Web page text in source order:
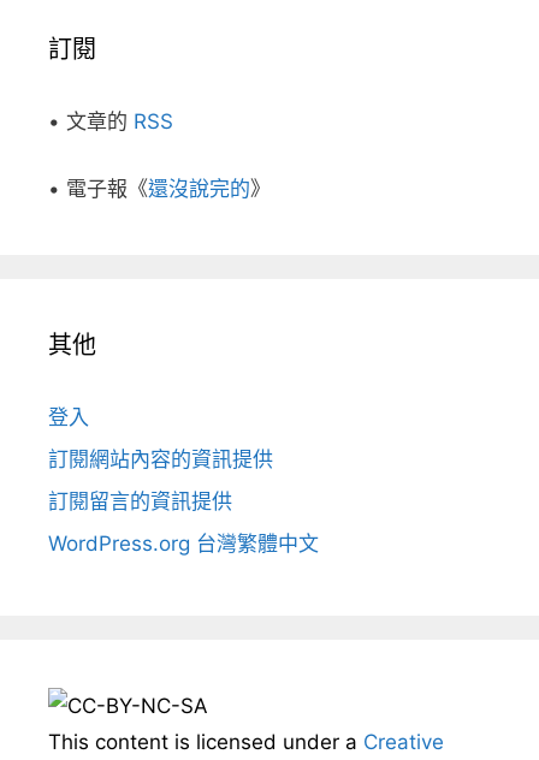
訂閱
• 文章的 RSS
• 電子報《還沒說完的》
其他
登入
訂閱網站內容的資訊提供
訂閱留言的資訊提供
WordPress.org 台灣繁體中文
This content is licensed under a Creative